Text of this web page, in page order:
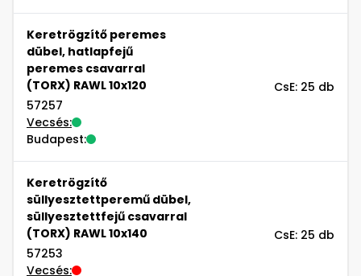
Keretrögzítő peremes
dübel, hatlapfejű
peremes csavarral
(TORX) RAWL 10x120
57257
Vecsés:
Budapest:
CsE: 25 db
Keretrögzítő
süllyesztettperemű dübel,
süllyesztettfejű csavarral
(TORX) RAWL 10x140
57253
Vecsés:
CsE: 25 db